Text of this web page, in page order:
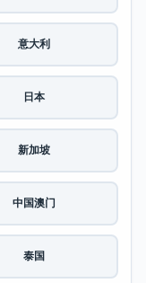
意大利
日本
新加坡
中国澳门
泰国